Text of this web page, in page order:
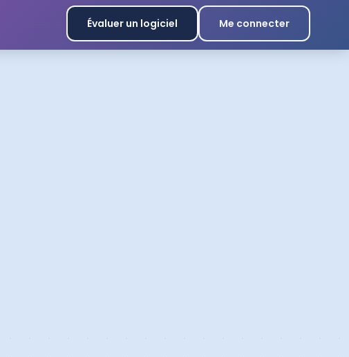
Évaluer un logiciel Me connecter